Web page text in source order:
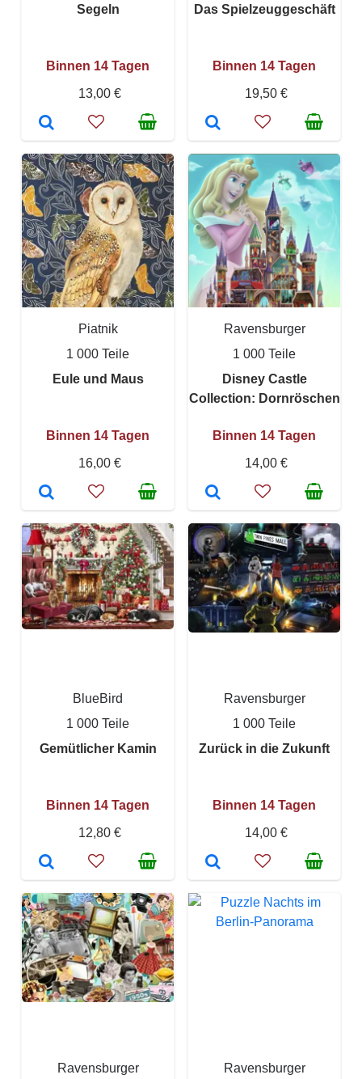
Segeln
Binnen 14 Tagen
13,00 €
Das Spielzeuggeschäft
Binnen 14 Tagen
19,50 €
Piatnik
1 000 Teile
Eule und Maus
Binnen 14 Tagen
16,00 €
Ravensburger
1 000 Teile
Disney Castle
Collection: Dornröschen
Binnen 14 Tagen
14,00 €
BlueBird
1 000 Teile
Gemütlicher Kamin
Binnen 14 Tagen
12,80 €
Ravensburger
1 000 Teile
Zurück in die Zukunft
Binnen 14 Tagen
14,00 €
Ravensburger
Ravensburger